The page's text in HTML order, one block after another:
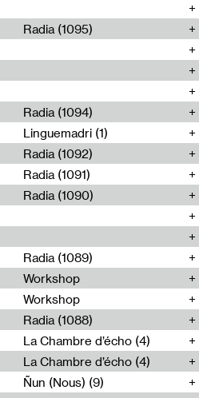
Radia (1095)
Radia (1094)
Linguemadri (1)
Radia (1092)
Radia (1091)
Radia (1090)
Radia (1089)
Workshop
Workshop
Radia (1088)
La Chambre d’écho (4)
La Chambre d’écho (4)
Ñun (Nous) (9)